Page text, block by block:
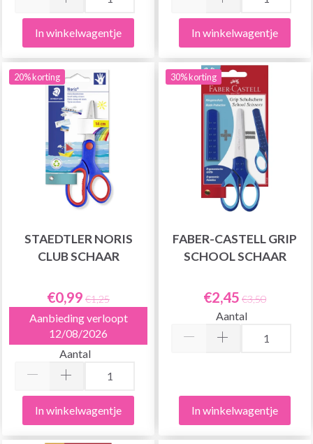
In winkelwagentje In winkelwagentje
20% korting
STAEDTLER NORIS
CLUB SCHAAR
€0,99 €1,25
Aanbieding verloopt
12/08/2026
Aantal
In winkelwagentje
30% korting
FABER-CASTELL GRIP
SCHOOL SCHAAR
€2,45 €3,50
Aantal
In winkelwagentje